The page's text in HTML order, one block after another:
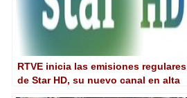
RTVE inicia las emisiones regulares
de Star HD, su nuevo canal en alta